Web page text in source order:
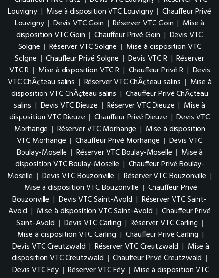
Louvigny | Mise à disposition VTC Louvigny | Chauffeur Privé
Louvigny | Devis VTC Goin | Réserver VTC Goin | Mise à
disposition VTC Goin | Chauffeur Privé Goin | Devis VTC
Solgne | Réserver VTC Solgne | Mise à disposition VTC
Solgne | Chauffeur Privé Solgne | Devis VTC R | Réserver
VTC R | Mise à disposition VTC R | Chauffeur Privé R | Devis
VTC ChÃ¢teau salins | Réserver VTC ChÃ¢teau salins | Mise à
disposition VTC ChÃ¢teau salins | Chauffeur Privé ChÃ¢teau
salins | Devis VTC Dieuze | Réserver VTC Dieuze | Mise à
disposition VTC Dieuze | Chauffeur Privé Dieuze | Devis VTC
Morhange | Réserver VTC Morhange | Mise à disposition
VTC Morhange | Chauffeur Privé Morhange | Devis VTC
Boulay-Moselle | Réserver VTC Boulay-Moselle | Mise à
disposition VTC Boulay-Moselle | Chauffeur Privé Boulay-
Moselle | Devis VTC Bouzonville | Réserver VTC Bouzonville |
Mise à disposition VTC Bouzonville | Chauffeur Privé
Bouzonville | Devis VTC Saint-Avold | Réserver VTC Saint-
Avold | Mise à disposition VTC Saint-Avold | Chauffeur Privé
Saint-Avold | Devis VTC Carling | Réserver VTC Carling |
Mise à disposition VTC Carling | Chauffeur Privé Carling |
Devis VTC Creutzwald | Réserver VTC Creutzwald | Mise à
disposition VTC Creutzwald | Chauffeur Privé Creutzwald |
Devis VTC Féy | Réserver VTC Féy | Mise à disposition VTC